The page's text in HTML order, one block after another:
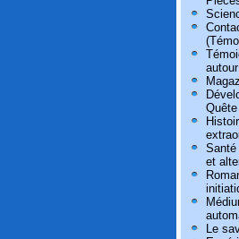
et
Le